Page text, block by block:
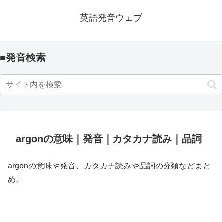
英語発音ウェブ
■発音検索
argonの意味｜発音｜カタカナ読み｜品詞
argonの意味や発音、カタカナ読みや品詞の分類などまと
め。